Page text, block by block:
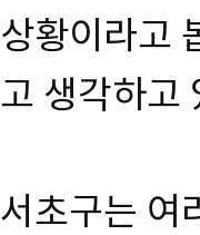
상황이라고
고 생각하고
서초구는 여